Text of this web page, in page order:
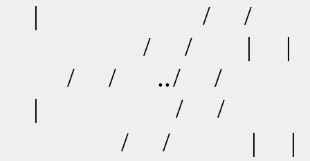
| / /
/ /
/ / ..
| / /
/ / | | /